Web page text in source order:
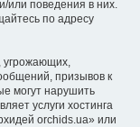
или поведения в них.
по адресу
угрожающих,
призывов к
могут нарушить
услуги хостинга
orchids.ua» или